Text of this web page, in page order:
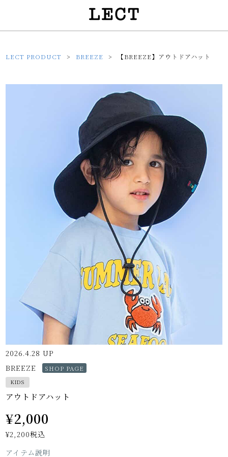
LECT PRODUCT BREEZE 【BREEZE】アウトドアハット
2026.4.28 UP
BREEZE
SHOP PAGE
KIDS
アウトドアハット
¥2,000
¥2,200税込
アイテム説明